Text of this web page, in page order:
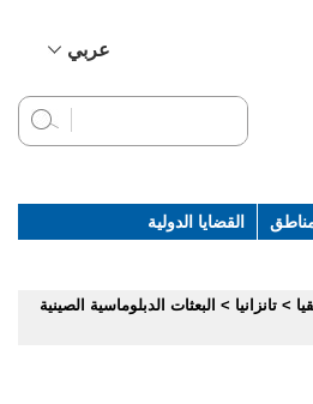
عربي
English
القضايا الدولية
> تانزانيا > البعثات الدبلوماسية الصينية